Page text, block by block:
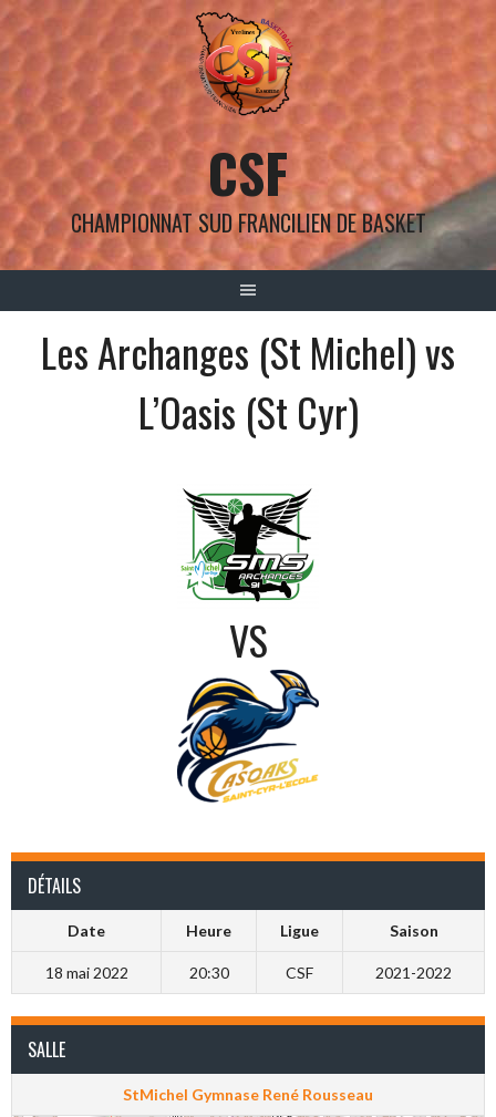
Aller
au
CSF
CHAMPIONNAT SUD FRANCILIEN DE BASKET
Les Archanges (St Michel) vs
L’Oasis (St Cyr)
VS
DÉTAILS
Date Heure Ligue Saison
18 mai 2022 20:30 CSF 2021-2022
SALLE
StMichel Gymnase René Rousseau